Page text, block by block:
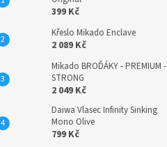
399 Kč
Křeslo Mikado Enclave
2 089 Kč
Mikado BROĎÁKY - PREMIUM -
STRONG
2 049 Kč
Daiwa Vlasec Infinity Sinking
Mono Olive
799 Kč